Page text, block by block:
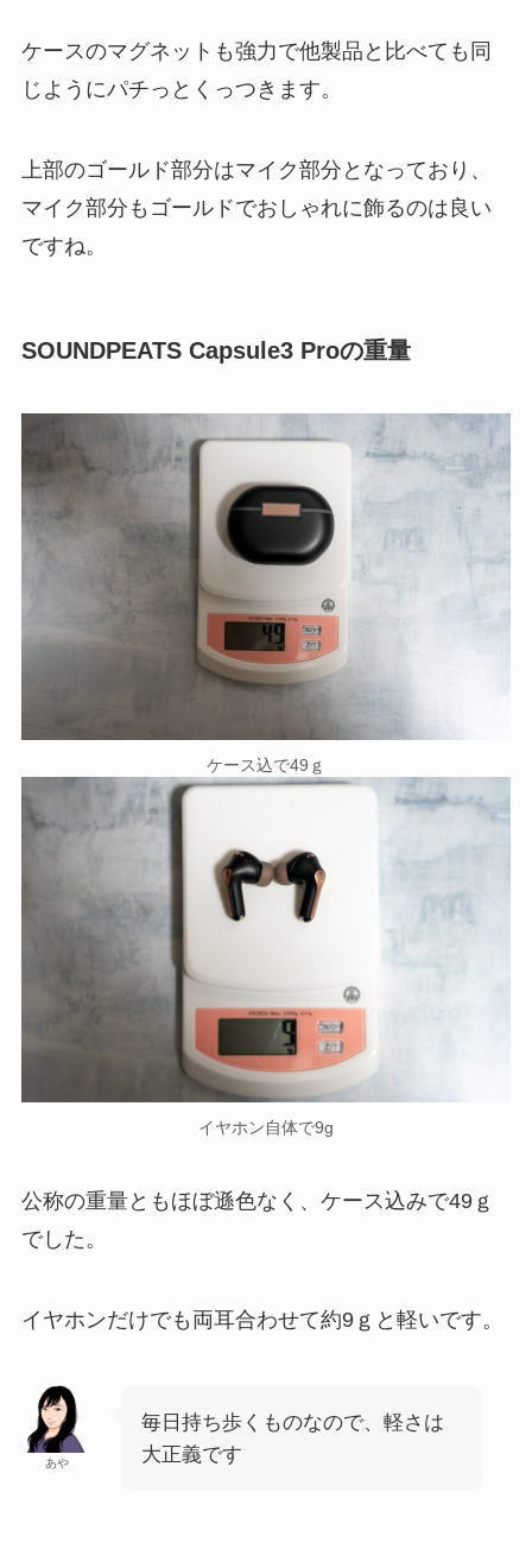
ケースのマグネットも強力で他製品と比べても同
じようにパチっとくっつきます。
上部のゴールド部分はマイク部分となっており、
マイク部分もゴールドでおしゃれに飾るのは良い
ですね。
SOUNDPEATS Capsule3 Proの重量
ケース込で49ｇ
イヤホン自体で9g
公称の重量ともほぼ遜色なく、ケース込みで49ｇ
でした。
イヤホンだけでも両耳合わせて約9ｇと軽いです。
あや
毎日持ち歩くものなので、軽さは
大正義です